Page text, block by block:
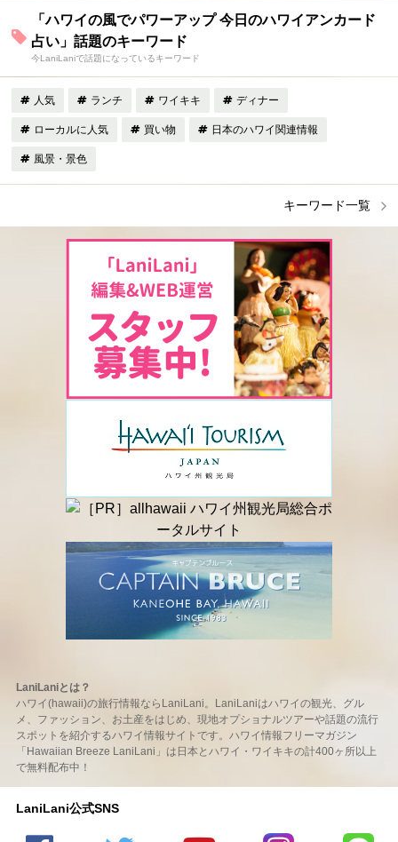
「ハワイの風でパワーアップ 今日のハワイアンカード
占い」話題のキーワード
今LaniLaniで話題になっているキーワード
人気 ランチ ワイキキ ディナー
ローカルに人気 買い物 日本のハワイ関連情報
風景・景色
キーワード一覧
LaniLaniとは？
ハワイ(hawaii)の旅行情報ならLaniLani。LaniLaniはハワイの観光、グル
メ、ファッション、お土産をはじめ、現地オプショナルツアーや話題の流行
スポットを紹介するハワイ情報サイトです。ハワイ情報フリーマガジン
「Hawaiian Breeze LaniLani」は日本とハワイ・ワイキキの計400ヶ所以上
で無料配布中！
LaniLani公式SNS